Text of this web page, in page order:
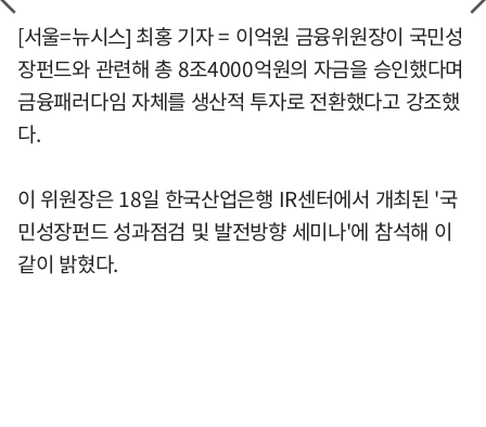
[서울=뉴시스] 최홍 기자 = 이억원 금융위원장이 국민성
장펀드와 관련해 총 8조4000억원의 자금을 승인했다며
금융패러다임 자체를 생산적 투자로 전환했다고 강조했
다.
이 위원장은 18일 한국산업은행 IR센터에서 개최된 '국
민성장펀드 성과점검 및 발전방향 세미나'에 참석해 이
같이 밝혔다.